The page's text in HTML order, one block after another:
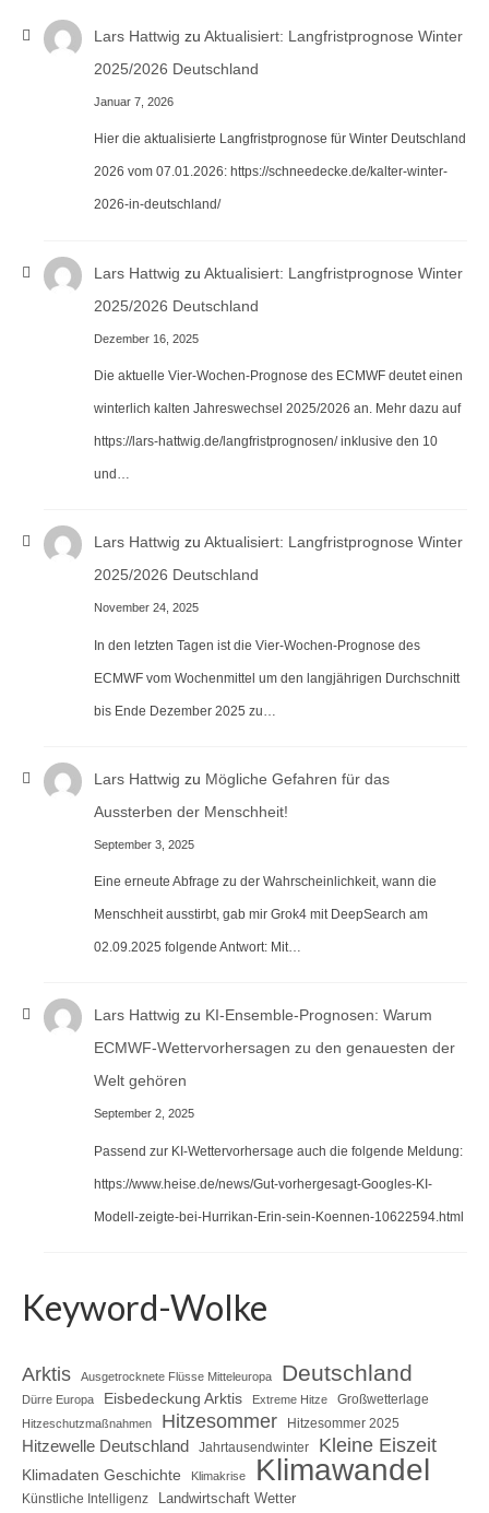
Lars Hattwig zu Aktualisiert: Langfristprognose Winter
2025/2026 Deutschland
Januar 7, 2026
Hier die aktualisierte Langfristprognose für Winter Deutschland
2026 vom 07.01.2026: https://schneedecke.de/kalter-winter-
2026-in-deutschland/
Lars Hattwig zu Aktualisiert: Langfristprognose Winter
2025/2026 Deutschland
Dezember 16, 2025
Die aktuelle Vier-Wochen-Prognose des ECMWF deutet einen
winterlich kalten Jahreswechsel 2025/2026 an. Mehr dazu auf
https://lars-hattwig.de/langfristprognosen/ inklusive den 10
und…
Lars Hattwig zu Aktualisiert: Langfristprognose Winter
2025/2026 Deutschland
November 24, 2025
In den letzten Tagen ist die Vier-Wochen-Prognose des
ECMWF vom Wochenmittel um den langjährigen Durchschnitt
bis Ende Dezember 2025 zu…
Lars Hattwig zu Mögliche Gefahren für das
Aussterben der Menschheit!
September 3, 2025
Eine erneute Abfrage zu der Wahrscheinlichkeit, wann die
Menschheit ausstirbt, gab mir Grok4 mit DeepSearch am
02.09.2025 folgende Antwort: Mit…
Lars Hattwig zu KI-Ensemble-Prognosen: Warum
ECMWF-Wettervorhersagen zu den genauesten der
Welt gehören
September 2, 2025
Passend zur KI-Wettervorhersage auch die folgende Meldung:
https://www.heise.de/news/Gut-vorhergesagt-Googles-KI-
Modell-zeigte-bei-Hurrikan-Erin-sein-Koennen-10622594.html
Keyword-Wolke
Arktis Ausgetrocknete Flüsse Mitteleuropa Deutschland
Dürre Europa Eisbedeckung Arktis Extreme Hitze Großwetterlage
Hitzeschutzmaßnahmen Hitzesommer Hitzesommer 2025
Hitzewelle Deutschland Jahrtausendwinter Kleine Eiszeit
Klimadaten Geschichte Klimakrise Klimawandel
Künstliche Intelligenz Landwirtschaft Wetter